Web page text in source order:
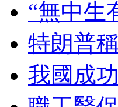
“無中生
特朗普
我國成